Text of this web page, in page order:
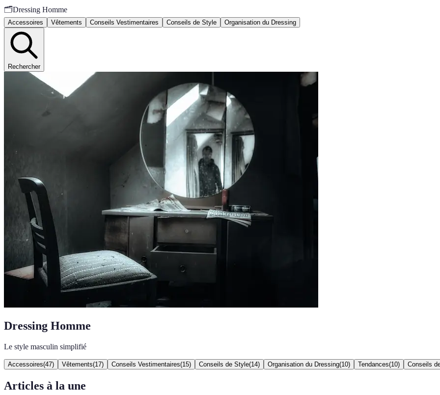
🗂️Dressing Homme
Accessoires Vêtements Conseils Vestimentaires Conseils de Style Organisation du Dressing
Rechercher
Dressing Homme
Le style masculin simplifié
Accessoires(47) Vêtements(17) Conseils Vestimentaires(15) Conseils de Style(14) Organisation du Dressing(10) Tendances(10) Conseils
Articles à la une